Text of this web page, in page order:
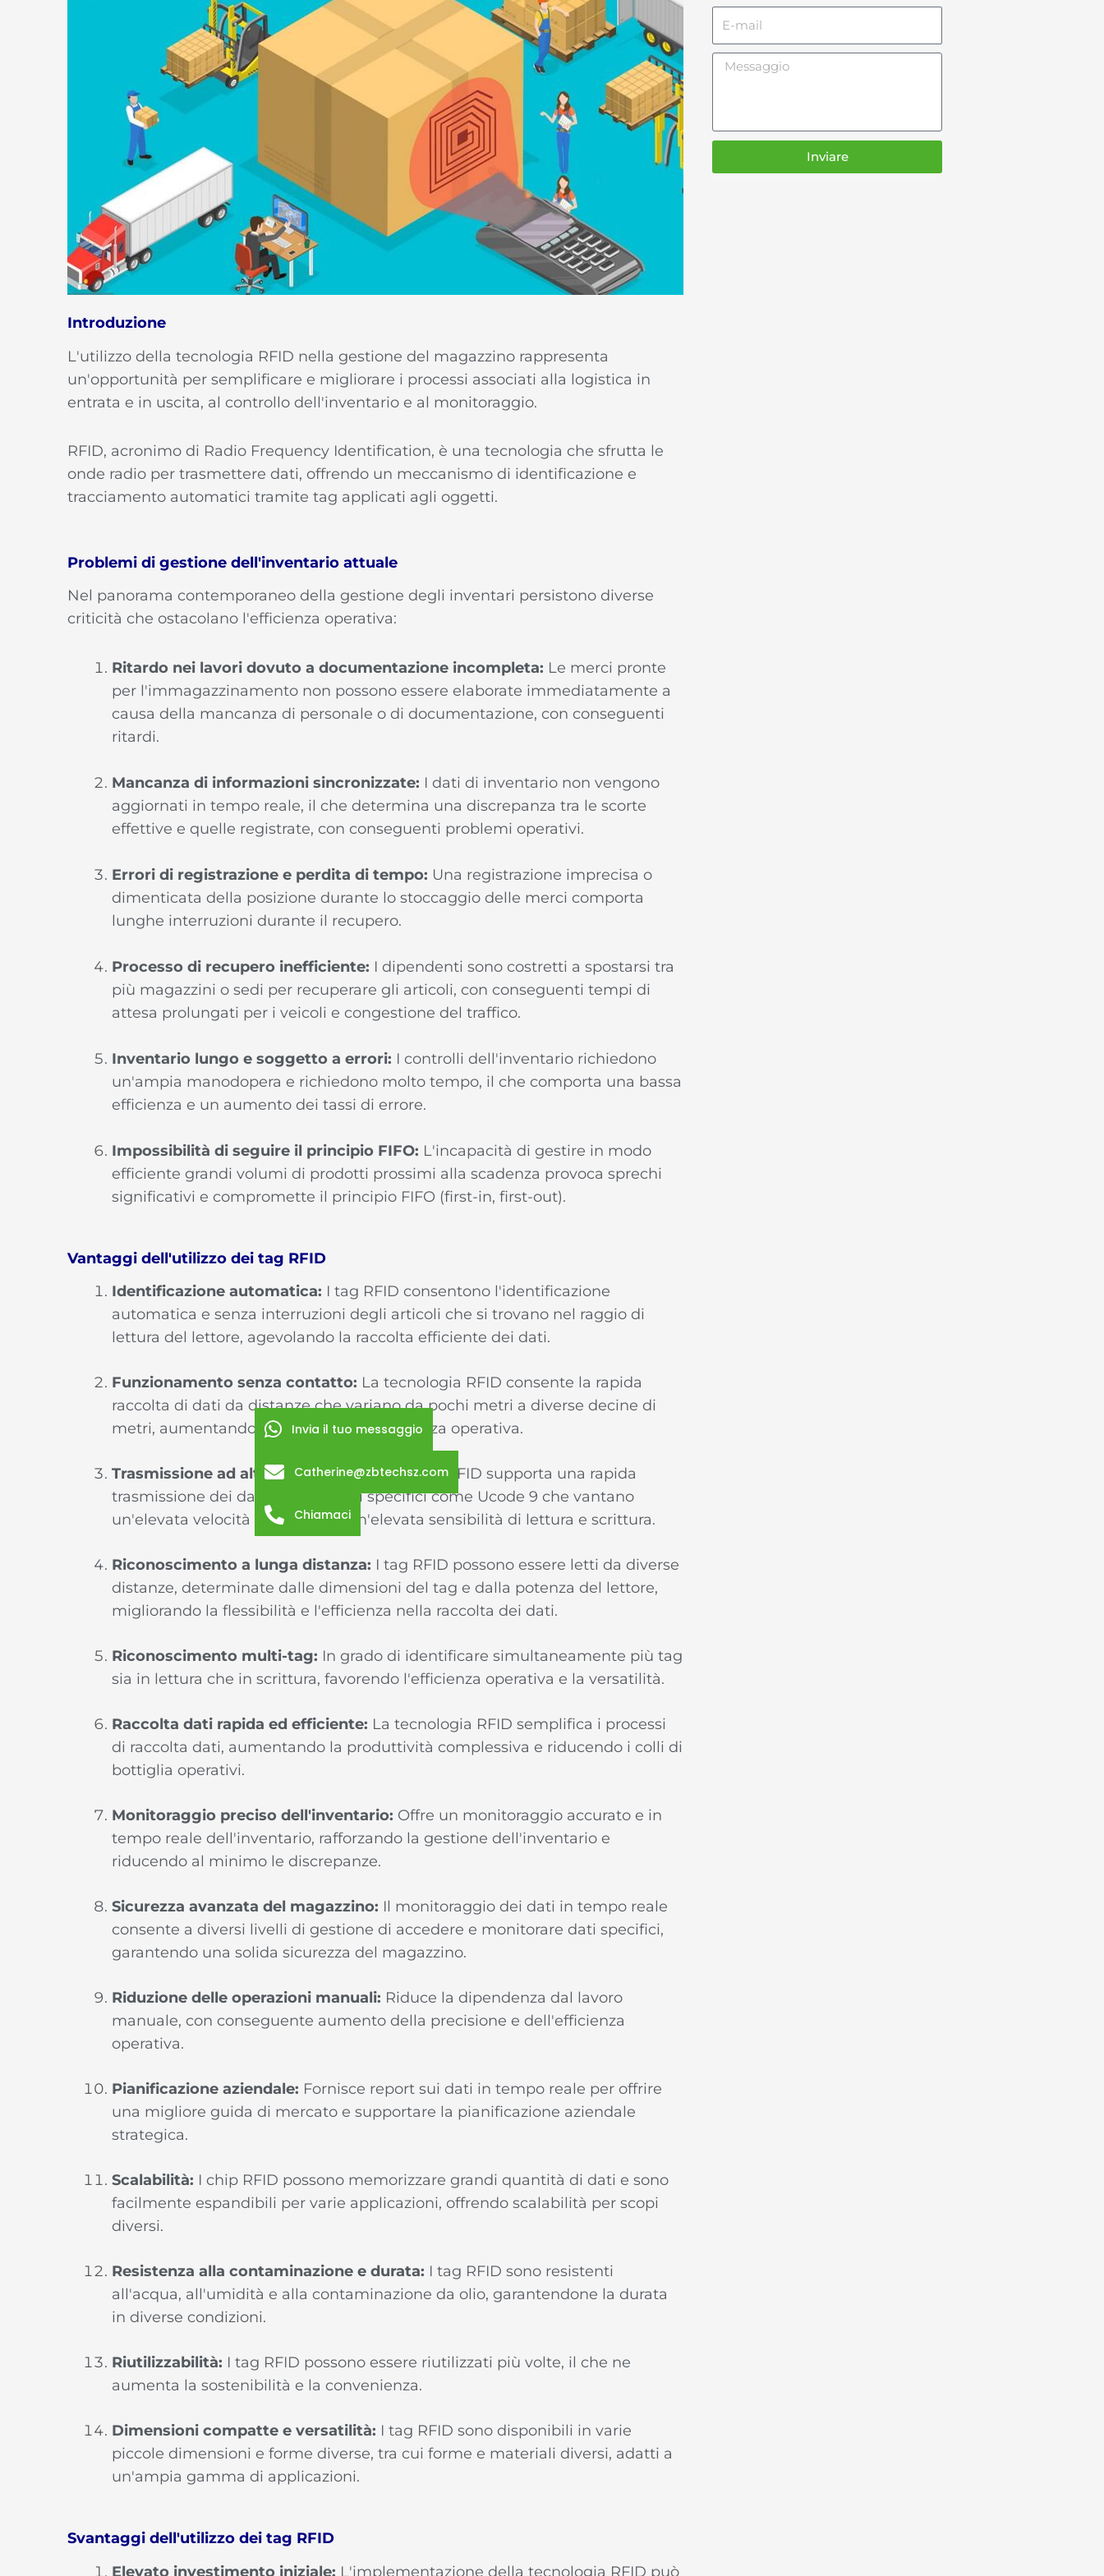
Introduzione
L'utilizzo della tecnologia RFID nella gestione del magazzino rappresenta
un'opportunità per semplificare e migliorare i processi associati alla logistica in
entrata e in uscita, al controllo dell'inventario e al monitoraggio.
RFID, acronimo di Radio Frequency Identification, è una tecnologia che sfrutta le
onde radio per trasmettere dati, offrendo un meccanismo di identificazione e
tracciamento automatici tramite tag applicati agli oggetti.
Problemi di gestione dell'inventario attuale
Nel panorama contemporaneo della gestione degli inventari persistono diverse
criticità che ostacolano l'efficienza operativa:
Ritardo nei lavori dovuto a documentazione incompleta: Le merci pronte
per l'immagazzinamento non possono essere elaborate immediatamente a
causa della mancanza di personale o di documentazione, con conseguenti
ritardi.
Mancanza di informazioni sincronizzate: I dati di inventario non vengono
aggiornati in tempo reale, il che determina una discrepanza tra le scorte
effettive e quelle registrate, con conseguenti problemi operativi.
Errori di registrazione e perdita di tempo: Una registrazione imprecisa o
dimenticata della posizione durante lo stoccaggio delle merci comporta
lunghe interruzioni durante il recupero.
Processo di recupero inefficiente: I dipendenti sono costretti a spostarsi tra
più magazzini o sedi per recuperare gli articoli, con conseguenti tempi di
attesa prolungati per i veicoli e congestione del traffico.
Inventario lungo e soggetto a errori: I controlli dell'inventario richiedono
un'ampia manodopera e richiedono molto tempo, il che comporta una bassa
efficienza e un aumento dei tassi di errore.
Impossibilità di seguire il principio FIFO: L'incapacità di gestire in modo
efficiente grandi volumi di prodotti prossimi alla scadenza provoca sprechi
significativi e compromette il principio FIFO (first-in, first-out).
Vantaggi dell'utilizzo dei tag RFID
Identificazione automatica: I tag RFID consentono l'identificazione
automatica e senza interruzioni degli articoli che si trovano nel raggio di
lettura del lettore, agevolando la raccolta efficiente dei dati.
Funzionamento senza contatto: La tecnologia RFID consente la rapida
raccolta di dati da distanze che variano da pochi metri a diverse decine di
metri, aumentando notevolmente l'efficienza operativa.
Trasmissione ad alta velocità:La tecnologia RFID supporta una rapida
trasmissione dei dati, con prodotti specifici come Ucode 9 che vantano
un'elevata velocità di codifica e un'elevata sensibilità di lettura e scrittura.
Riconoscimento a lunga distanza: I tag RFID possono essere letti da diverse
distanze, determinate dalle dimensioni del tag e dalla potenza del lettore,
migliorando la flessibilità e l'efficienza nella raccolta dei dati.
Riconoscimento multi-tag: In grado di identificare simultaneamente più tag
sia in lettura che in scrittura, favorendo l'efficienza operativa e la versatilità.
Raccolta dati rapida ed efficiente: La tecnologia RFID semplifica i processi
di raccolta dati, aumentando la produttività complessiva e riducendo i colli di
bottiglia operativi.
Monitoraggio preciso dell'inventario: Offre un monitoraggio accurato e in
tempo reale dell'inventario, rafforzando la gestione dell'inventario e
riducendo al minimo le discrepanze.
Sicurezza avanzata del magazzino: Il monitoraggio dei dati in tempo reale
consente a diversi livelli di gestione di accedere e monitorare dati specifici,
garantendo una solida sicurezza del magazzino.
Riduzione delle operazioni manuali: Riduce la dipendenza dal lavoro
manuale, con conseguente aumento della precisione e dell'efficienza
operativa.
Pianificazione aziendale: Fornisce report sui dati in tempo reale per offrire
una migliore guida di mercato e supportare la pianificazione aziendale
strategica.
Scalabilità: I chip RFID possono memorizzare grandi quantità di dati e sono
facilmente espandibili per varie applicazioni, offrendo scalabilità per scopi
diversi.
Resistenza alla contaminazione e durata: I tag RFID sono resistenti
all'acqua, all'umidità e alla contaminazione da olio, garantendone la durata
in diverse condizioni.
Riutilizzabilità: I tag RFID possono essere riutilizzati più volte, il che ne
aumenta la sostenibilità e la convenienza.
Dimensioni compatte e versatilità: I tag RFID sono disponibili in varie
piccole dimensioni e forme diverse, tra cui forme e materiali diversi, adatti a
un'ampia gamma di applicazioni.
Svantaggi dell'utilizzo dei tag RFID
Elevato investimento iniziale: L'implementazione della tecnologia RFID può
E-
mail
Messaggio
Inviare
Invia il tuo messaggio
Catherine@zbtechsz.com
Chiamaci